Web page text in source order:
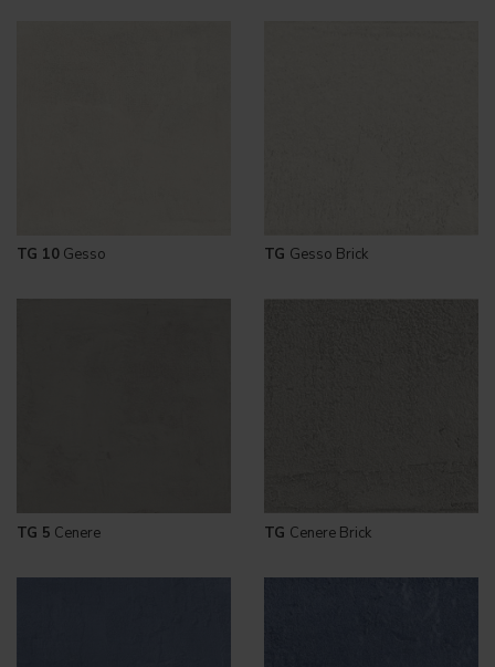
TG 10 Gesso TG Gesso Brick
TG 5 Cenere TG Cenere Brick